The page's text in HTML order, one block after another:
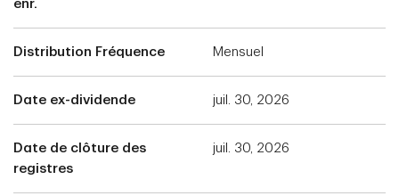
enr.
Distribution Fréquence Mensuel
Date ex-dividende juil. 30, 2026
Date de clôture des
registres
juil. 30, 2026